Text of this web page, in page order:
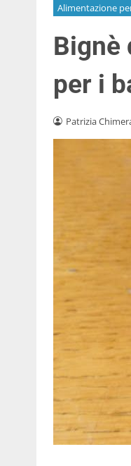
Alimentazione
Bignè
per i
Patrizia